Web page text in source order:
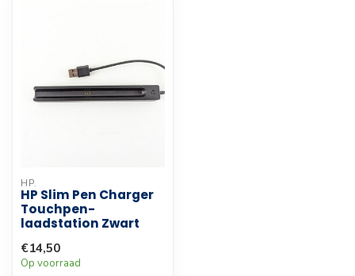
HP.
HP Slim Pen Charger
Touchpen-
laadstation Zwart
€14,50
Op voorraad